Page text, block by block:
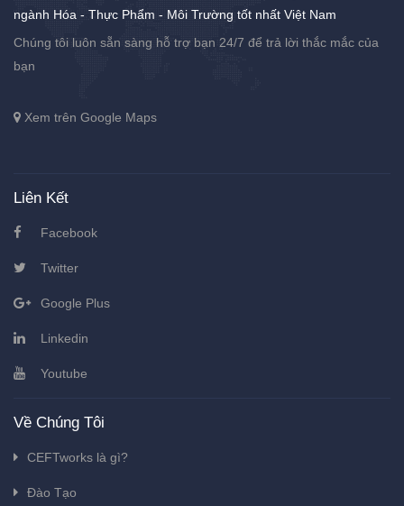
ngành Hóa - Thực Phẩm - Môi Trường tốt nhất Việt Nam
Chúng tôi luôn sẵn sàng hỗ trợ bạn 24/7 để trả lời thắc mắc của
bạn
Xem trên Google Maps
Liên Kết
Facebook
Twitter
Google Plus
Linkedin
Youtube
Về Chúng Tôi
CEFTworks là gì?
Đào Tạo